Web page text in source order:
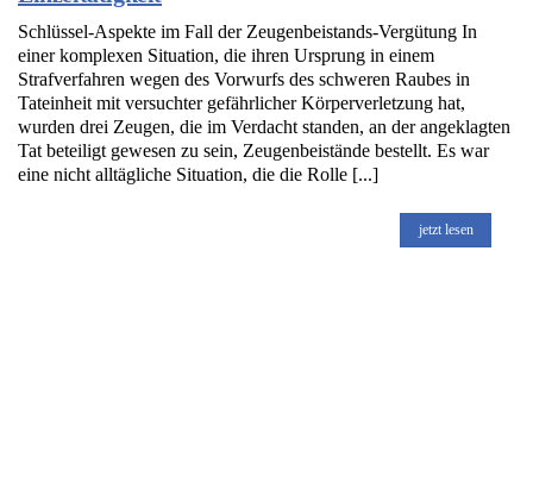
Schlüssel-Aspekte im Fall der Zeugenbeistands-Vergütung In
einer komplexen Situation, die ihren Ursprung in einem
Strafverfahren wegen des Vorwurfs des schweren Raubes in
Tateinheit mit versuchter gefährlicher Körperverletzung hat,
wurden drei Zeugen, die im Verdacht standen, an der angeklagten
Tat beteiligt gewesen zu sein, Zeugenbeistände bestellt. Es war
eine nicht alltägliche Situation, die die Rolle [...]
jetzt lesen